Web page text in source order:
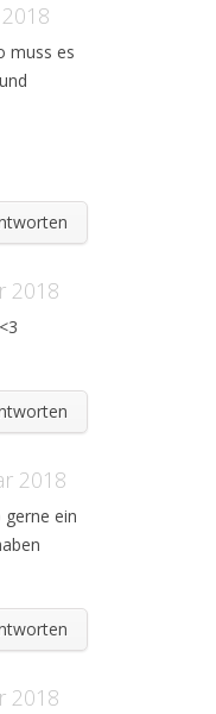
muss es
2018
2018
ein
2018